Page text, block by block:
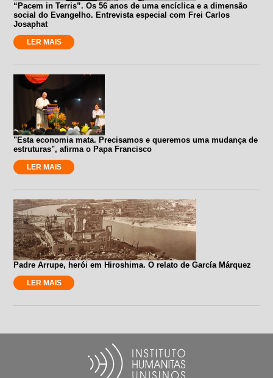
“Pacem in Terris”. Os 56 anos de uma encíclica e a dimensão
social do Evangelho. Entrevista especial com Frei Carlos
Josaphat
LER MAIS
"Esta economia mata. Precisamos e queremos uma mudança de
estruturas", afirma o Papa Francisco
LER MAIS
Padre Arrupe, herói em Hiroshima. O relato de García Márquez
LER MAIS